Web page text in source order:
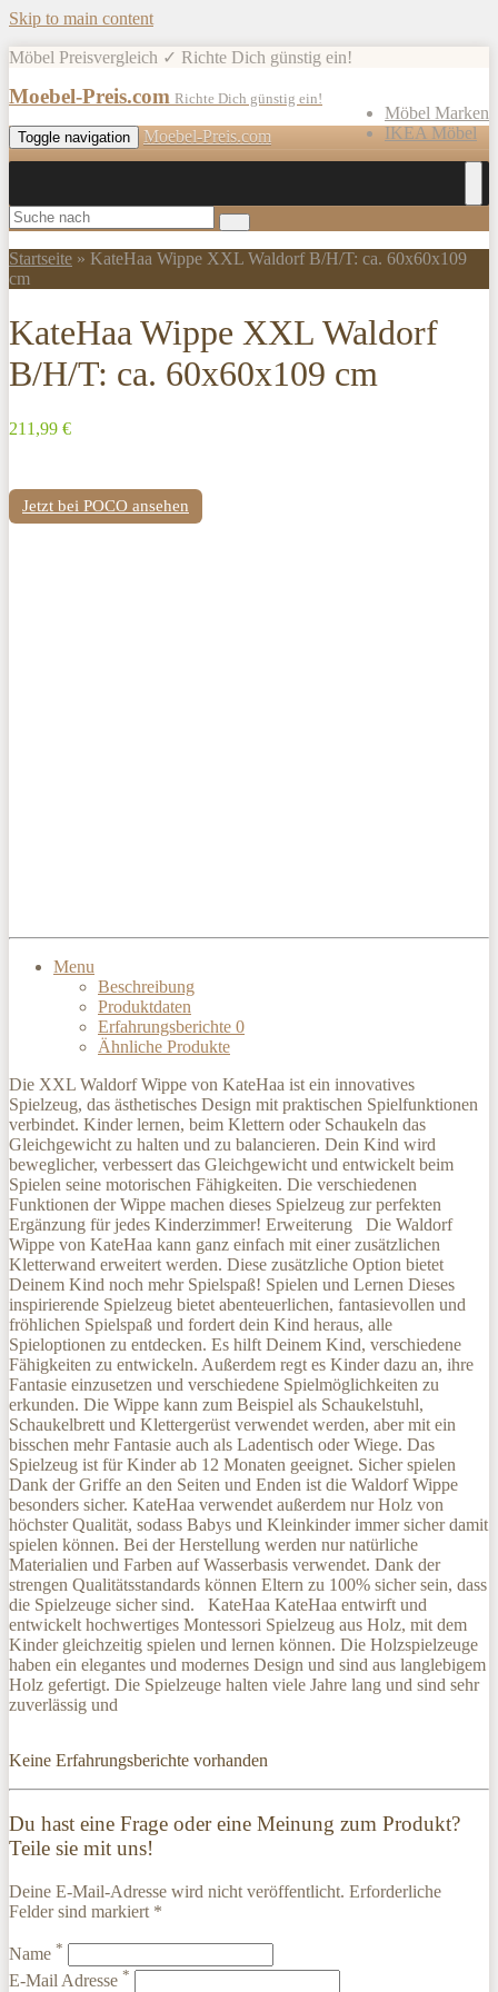
Skip to main content
Möbel Preisvergleich ✓ Richte Dich günstig ein!
Möbel Marken
IKEA Möbel
Moebel-Preis.com Richte Dich günstig ein!
Toggle navigation Moebel-Preis.com
Startseite » KateHaa Wippe XXL Waldorf B/H/T: ca. 60x60x109
cm
KateHaa Wippe XXL Waldorf
B/H/T: ca. 60x60x109 cm
211,99 €
Jetzt bei POCO ansehen
Menu
Beschreibung
Produktdaten
Erfahrungsberichte 0
Ähnliche Produkte
Die XXL Waldorf Wippe von KateHaa ist ein innovatives
Spielzeug, das ästhetisches Design mit praktischen Spielfunktionen
verbindet. Kinder lernen, beim Klettern oder Schaukeln das
Gleichgewicht zu halten und zu balancieren. Dein Kind wird
beweglicher, verbessert das Gleichgewicht und entwickelt beim
Spielen seine motorischen Fähigkeiten. Die verschiedenen
Funktionen der Wippe machen dieses Spielzeug zur perfekten
Ergänzung für jedes Kinderzimmer! Erweiterung Die Waldorf
Wippe von KateHaa kann ganz einfach mit einer zusätzlichen
Kletterwand erweitert werden. Diese zusätzliche Option bietet
Deinem Kind noch mehr Spielspaß! Spielen und Lernen Dieses
inspirierende Spielzeug bietet abenteuerlichen, fantasievollen und
fröhlichen Spielspaß und fordert dein Kind heraus, alle
Spieloptionen zu entdecken. Es hilft Deinem Kind, verschiedene
Fähigkeiten zu entwickeln. Außerdem regt es Kinder dazu an, ihre
Fantasie einzusetzen und verschiedene Spielmöglichkeiten zu
erkunden. Die Wippe kann zum Beispiel als Schaukelstuhl,
Schaukelbrett und Klettergerüst verwendet werden, aber mit ein
bisschen mehr Fantasie auch als Ladentisch oder Wiege. Das
Spielzeug ist für Kinder ab 12 Monaten geeignet. Sicher spielen
Dank der Griffe an den Seiten und Enden ist die Waldorf Wippe
besonders sicher. KateHaa verwendet außerdem nur Holz von
höchster Qualität, sodass Babys und Kleinkinder immer sicher damit
spielen können. Bei der Herstellung werden nur natürliche
Materialien und Farben auf Wasserbasis verwendet. Dank der
strengen Qualitätsstandards können Eltern zu 100% sicher sein, dass
die Spielzeuge sicher sind. KateHaa KateHaa entwirft und
entwickelt hochwertiges Montessori Spielzeug aus Holz, mit dem
Kinder gleichzeitig spielen und lernen können. Die Holzspielzeuge
haben ein elegantes und modernes Design und sind aus langlebigem
Holz gefertigt. Die Spielzeuge halten viele Jahre lang und sind sehr
zuverlässig und
Keine Erfahrungsberichte vorhanden
Du hast eine Frage oder eine Meinung zum Produkt?
Teile sie mit uns!
Deine E-Mail-Adresse wird nicht veröffentlicht. Erforderliche
Felder sind markiert *
Name *
E-Mail Adresse *